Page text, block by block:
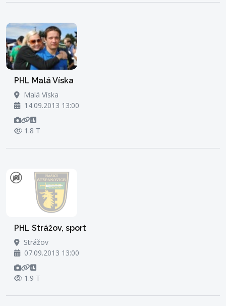
PHL Malá Víska
Malá Víska
14.09.2013 13:00
1.8 T
PHL Strážov, sport
Strážov
07.09.2013 13:00
1.9 T